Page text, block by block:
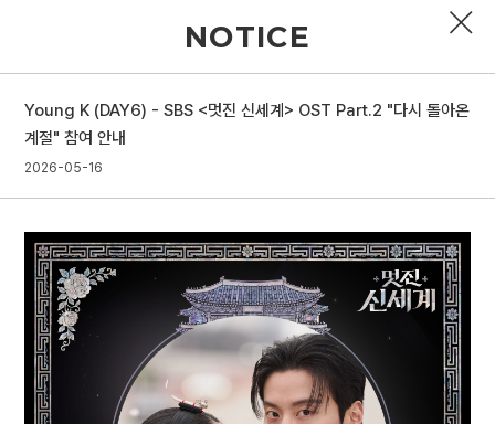
PROFILE
DISCOGRAPHY
GALLERY
VIDEO
NOTICE
SCHEDULE
NOTICE
Young K (DAY6) - SBS <멋진 신세계> OST Part.2 "다시 돌아온
계절" 참여 안내
2026-05-16